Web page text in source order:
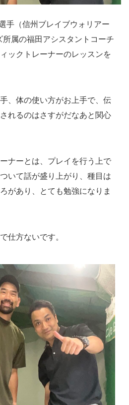
手（信州ブレイブウォリアー
属の福田アシスタントコーチ
ックトレーナーのレッスンを
、体の使い方がお上手で、伝
れるのはさすがだなあと関心
ナーとは、プレイを行う上で
いて話が盛り上がり、種目は
があり、とても勉強になりま
仕方ないです。